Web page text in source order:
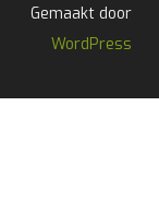
Gemaakt door
WordPress